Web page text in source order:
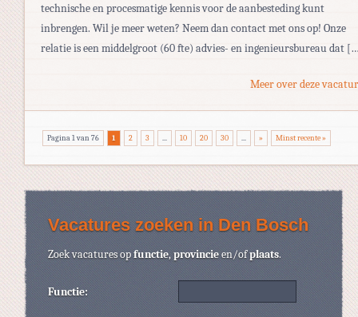
technische en procesmatige kennis voor de aanbesteding kunt
inbrengen. Wil je meer weten? Neem dan contact met ons op! Onze
relatie is een middelgroot (60 fte) advies- en ingenieursbureau dat
Meer over deze
Pagina 1 van 76 1 2 3 ... 10 20 30 ... » Minst recente »
Vacatures zoeken in Den Bosch
Zoek vacatures opfunctie,provincieen/ofplaats.
Functie: